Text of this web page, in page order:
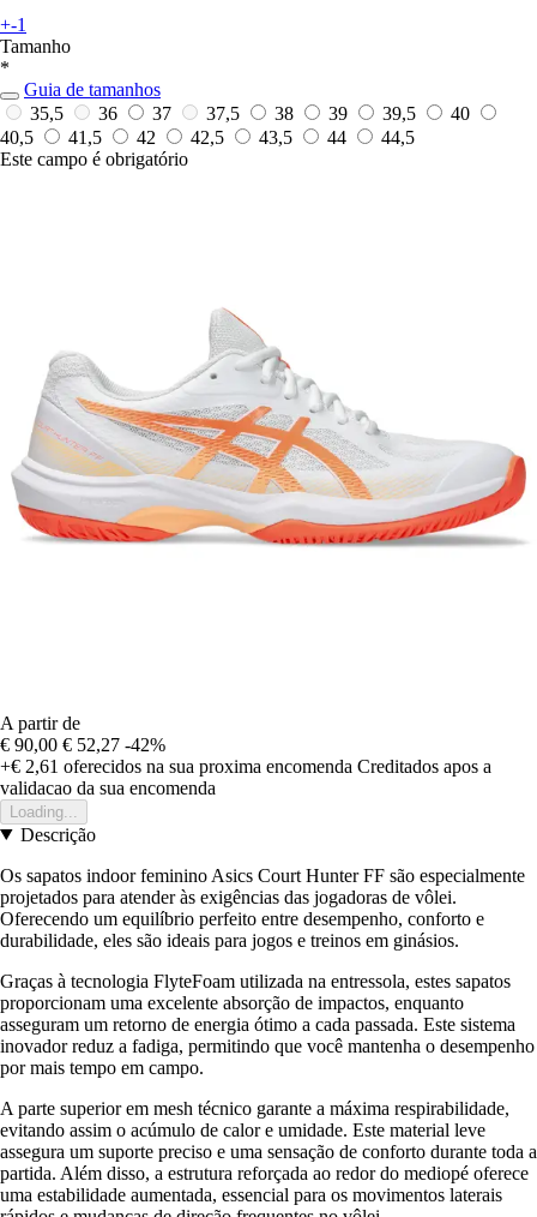
+-1
Tamanho
*
Guia de tamanhos
35,5
36 37 37,5 38 39 39,5
40
40,5
41,5 42 42,5 43,5 44
44,5
Este campo é obrigatório
A partir de
€ 90,00 € 52,27 -42%
+€ 2,61 oferecidos na sua proxima encomenda Creditados apos a
validacao da sua encomenda
Loading...
Descrição
Os sapatos indoor feminino Asics Court Hunter FF são especialmente
projetados para atender às exigências das jogadoras de vôlei.
Oferecendo um equilíbrio perfeito entre desempenho, conforto e
durabilidade, eles são ideais para jogos e treinos em ginásios.
Graças à tecnologia FlyteFoam utilizada na entressola, estes sapatos
proporcionam uma excelente absorção de impactos, enquanto
asseguram um retorno de energia ótimo a cada passada. Este sistema
inovador reduz a fadiga, permitindo que você mantenha o desempenho
por mais tempo em campo.
A parte superior em mesh técnico garante a máxima respirabilidade,
evitando assim o acúmulo de calor e umidade. Este material leve
assegura um suporte preciso e uma sensação de conforto durante toda a
partida. Além disso, a estrutura reforçada ao redor do mediopé oferece
uma estabilidade aumentada, essencial para os movimentos laterais